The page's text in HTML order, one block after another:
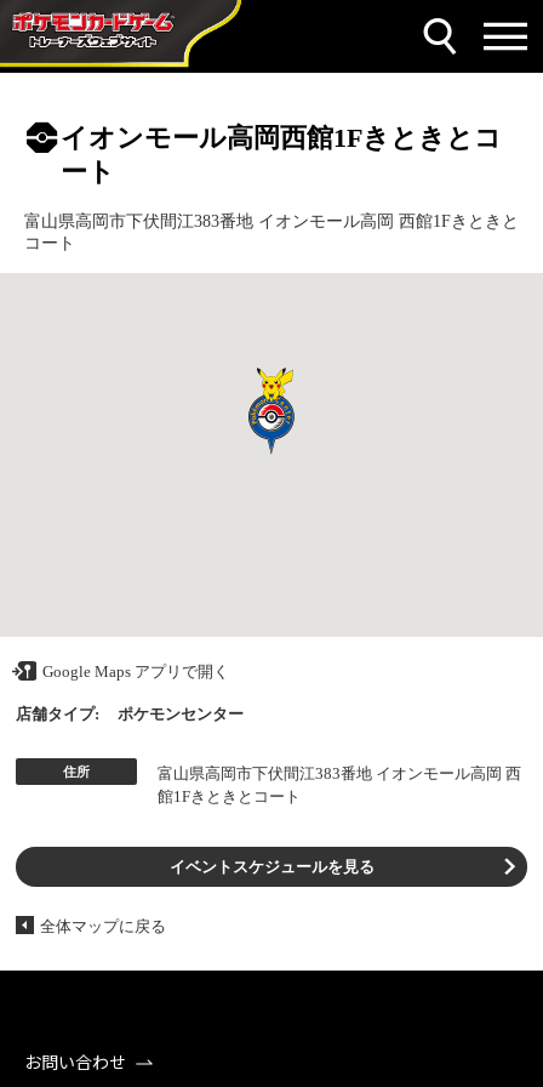
イオンモール高岡西館1Fきときとコ
ート
富山県高岡市下伏間江383番地 イオンモール高岡 西館1Fきときと
コート
Google Maps アプリで開く
店舗タイプ: ポケモンセンター
住所
富山県高岡市下伏間江383番地 イオンモール高岡 西
館1Fきときとコート
イベントスケジュールを見る
全体マップに戻る
お問い合わせ